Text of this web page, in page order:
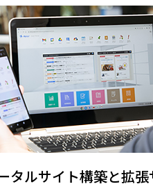
タルサイト構築と拡張